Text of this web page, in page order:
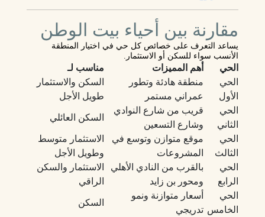
مقارنة بين أحياء بيت الوطن
يساعد التعرف على خصائص كل حي في اختيار المنطقة
الأنسب سواء للسكن أو الاستثمار.
الحي أهم المميزات
مناسب لـ
الحي
الأول
منطقة هادئة وتطور
عمراني مستمر
السكن والاستثمار
طويل الأجل
الحي
الثاني
قريب من شارع النوادي
وشارع التسعين
السكن العائلي
الحي
الثالث
موقع متوازن وتوسع في
المشروعات
الاستثمار متوسط
وطويل الأجل
الحي
الرابع
بالقرب من النادي الأهلي
ومحور بن زايد
الاستثمار والسكن
الراقي
الحي
الخامس
أسعار متوازنة ونمو
تدريجي
السكن